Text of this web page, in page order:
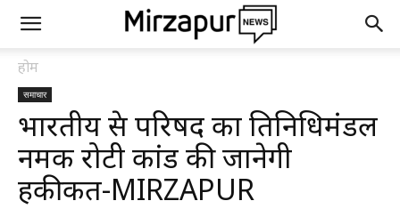
होम
समाचार
भारतीय प्रेस परिषद का प्रतिनिधिमंडल
नमक रोटी कांड की जानेगी
हकीकत-MIRZAPUR